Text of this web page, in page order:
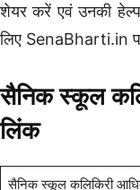
शेयर करें एवं उनकी हेल्प
लिए SenaBharti.in
सैनिक स्कूल
लिंक
सैनिक स्कूल कलिकिरी